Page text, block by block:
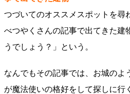
つづいてのオススメスポットを尋
べつやくさんの記事で出てきた建
うでしょう？」という。
なんでもその記事では、お城のよ
が魔法使いの格好をして探しに行